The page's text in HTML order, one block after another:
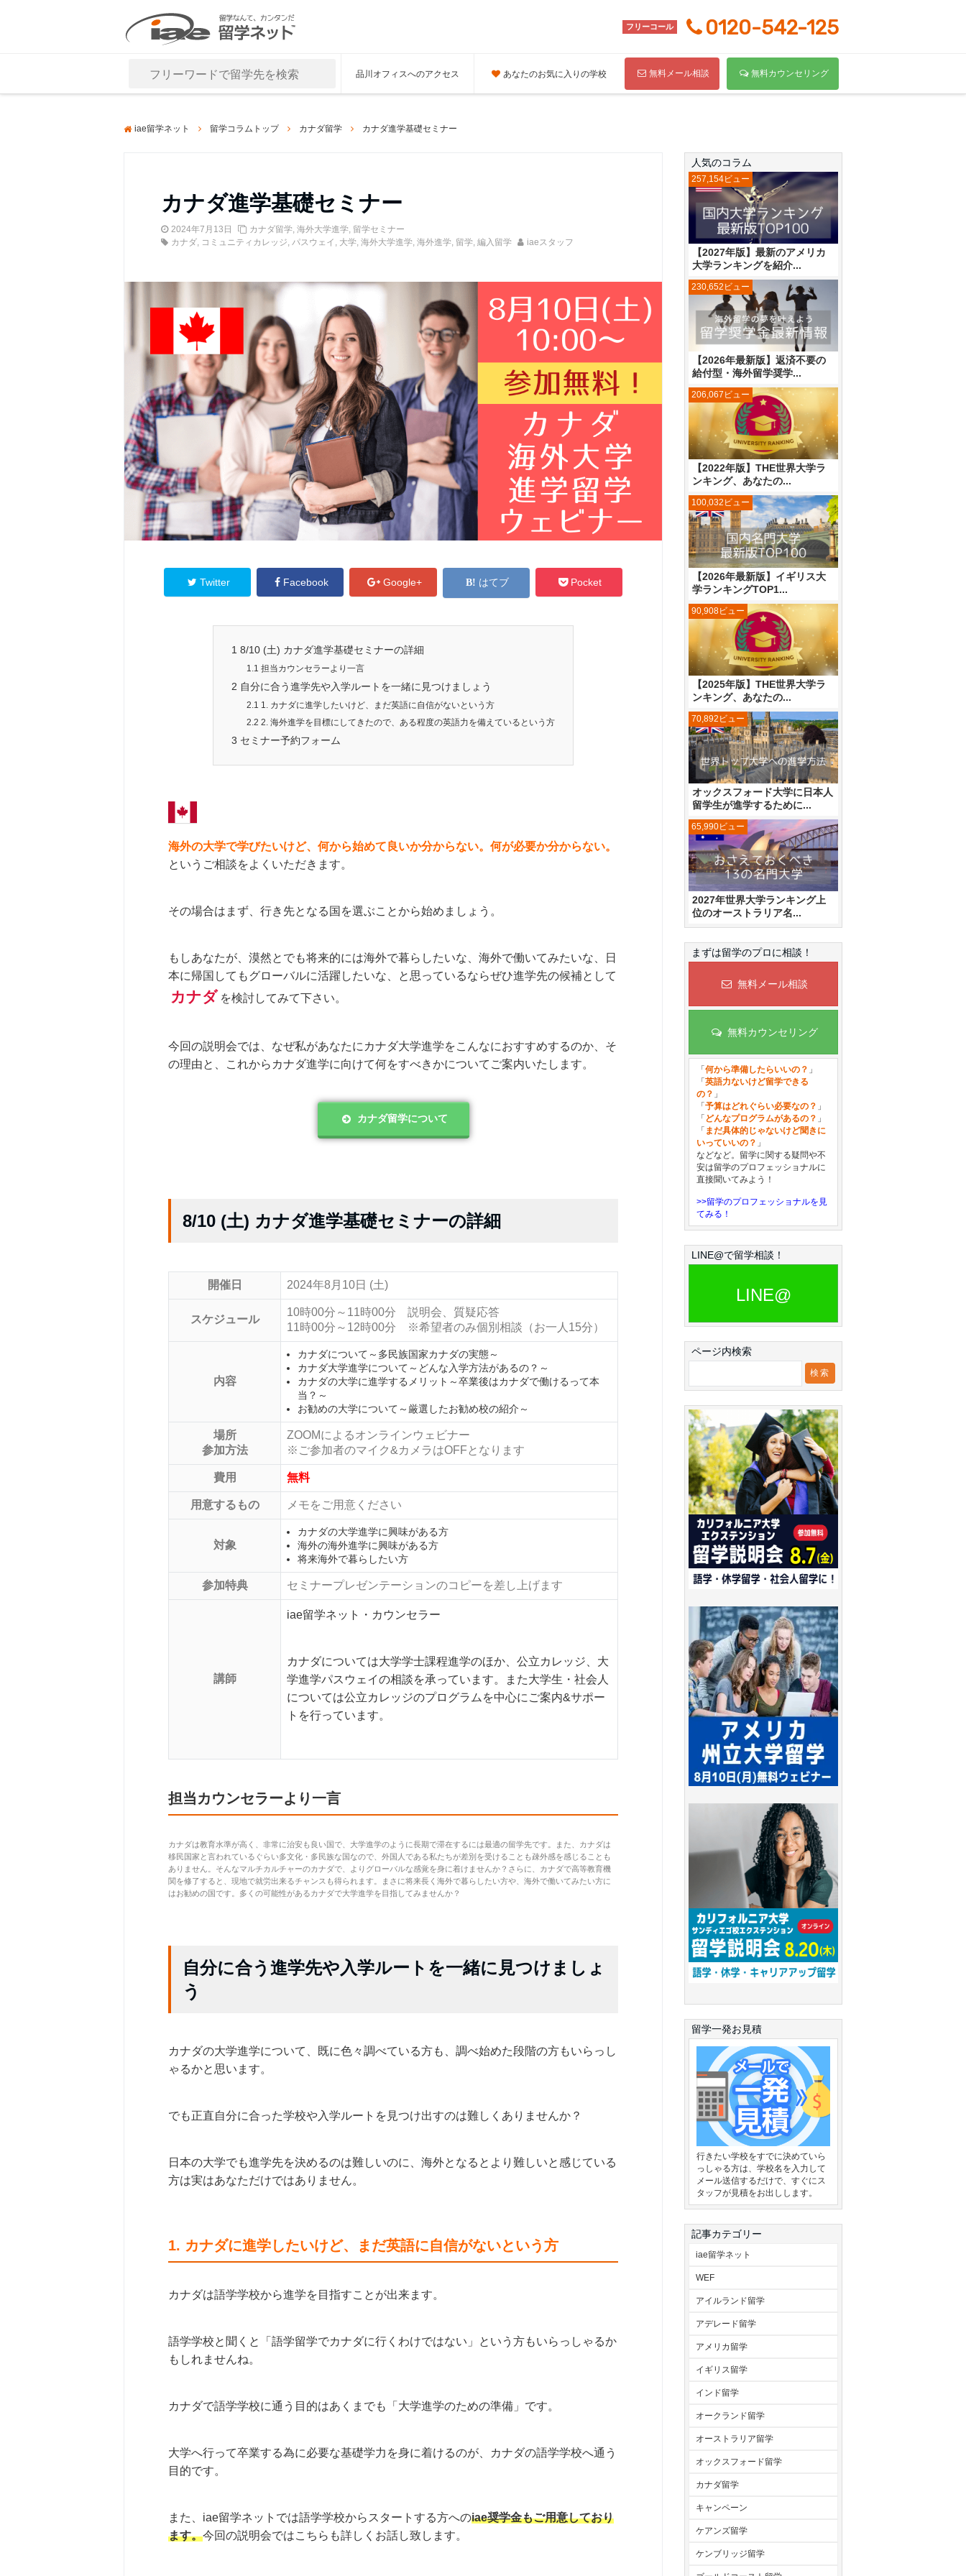
フリーコール 0120-542-125
品川オフィスへのアクセス あなたのお気に入りの学校 無料メール相談 無料カウンセリング
iae留学ネット 留学コラムトップ カナダ留学 カナダ進学基礎セミナー
カナダ進学基礎セミナー
2024年7月13日 カナダ留学, 海外大学進学, 留学セミナー
カナダ, コミュニティカレッジ, パスウェイ , 大学, 海外大学進学, 海外進学, 留学, 編入留学 iaeスタッフ
Twitter Facebook Google+ はてブ Pocket
1 8/10 (土) カナダ進学基礎セミナーの詳細
1.1 担当カウンセラーより一言
2 自分に合う進学先や入学ルートを一緒に見つけましょう
2.1 1. カナダに進学したいけど、まだ英語に自信がないという方
2.2 2. 海外進学を目標にしてきたので、ある程度の英語力を備えているという方
3 セミナー予約フォーム
海外の大学で学びたいけど、何から始めて良いか分からない。何が必要か分からない。
というご相談をよくいただきます。
その場合はまず、行き先となる国を選ぶことから始めましょう。
もしあなたが、漠然とでも将来的には海外で暮らしたいな、海外で働いてみたいな、日
本に帰国してもグローバルに活躍したいな、と思っているならぜひ進学先の候補として
カナダ を検討してみて下さい。
今回の説明会では、なぜ私があなたにカナダ大学進学をこんなにおすすめするのか、そ
の理由と、これからカナダ進学に向けて何をすべきかについてご案内いたします。
カナダ留学について
8/10 (土) カナダ進学基礎セミナーの詳細
開催日 2024年8月10日 (土)
スケジュール
10時00分～11時00分 説明会、質疑応答
11時00分～12時00分 ※希望者のみ個別相談（お一人15分）
内容
カナダについて～多民族国家カナダの実態～
カナダ大学進学について～どんな入学方法があるの？～
カナダの大学に進学するメリット～卒業後はカナダで働けるって本
当？～
お勧めの大学について～厳選したお勧め校の紹介～
場所
参加方法
ZOOMによるオンラインウェビナー
※ご参加者のマイク&カメラはOFFとなります
費用 無料
用意するもの メモをご用意ください
対象
カナダの大学進学に興味がある方
海外の海外進学に興味がある方
将来海外で暮らしたい方
参加特典 セミナープレゼンテーションのコピーを差し上げます
講師
iae留学ネット・カウンセラー
カナダについては大学学士課程進学のほか、公立カレッジ、大
学進学パスウェイの相談を承っています。また大学生・社会人
については公立カレッジのプログラムを中心にご案内&サポー
トを行っています。
担当カウンセラーより一言
カナダは教育水準が高く、非常に治安も良い国で、大学進学のように長期で滞在するには最適の留学先です。また、カナダは
移民国家と言われているぐらい多文化・多民族な国なので、外国人である私たちが差別を受けることも疎外感を感じることも
ありません。そんなマルチカルチャーのカナダで、よりグローバルな感覚を身に着けませんか？さらに、カナダで高等教育機
関を修了すると、現地で就労出来るチャンスも得られます。まさに将来長く海外で暮らしたい方や、海外で働いてみたい方に
はお勧めの国です。多くの可能性があるカナダで大学進学を目指してみませんか？
自分に合う進学先や入学ルートを一緒に見つけましょ
う
カナダの大学進学について、既に色々調べている方も、調べ始めた段階の方もいらっし
ゃるかと思います。
でも正直自分に合った学校や入学ルートを見つけ出すのは難しくありませんか？
日本の大学でも進学先を決めるのは難しいのに、海外となるとより難しいと感じている
方は実はあなただけではありません。
1. カナダに進学したいけど、まだ英語に自信がないという方
カナダは語学学校から進学を目指すことが出来ます。
語学学校と聞くと「語学留学でカナダに行くわけではない」という方もいらっしゃるか
もしれませんね。
カナダで語学学校に通う目的はあくまでも「大学進学のための準備」です。
大学へ行って卒業する為に必要な基礎学力を身に着けるのが、カナダの語学学校へ通う
目的です。
また、iae留学ネットでは語学学校からスタートする方へのiae奨学金もご用意しており
ます。今回の説明会ではこちらも詳しくお話し致します。
人気のコラム
【2027年版】最新のアメリカ
大学ランキングを紹介...
257,154ビュー
【2026年最新版】返済不要の
給付型・海外留学奨学...
230,652ビュー
【2022年版】THE世界大学ラ
ンキング、あなたの...
206,067ビュー
【2026年最新版】イギリス大
学ランキングTOP1...
100,032ビュー
【2025年版】THE世界大学ラ
ンキング、あなたの...
90,908ビュー
オックスフォード大学に日本人
留学生が進学するために...
70,892ビュー
2027年世界大学ランキング上
位のオーストラリア名...
65,990ビュー
まずは留学のプロに相談！
無料メール相談
無料カウンセリング
「 何から準備したらいいの？ 」
「 英語力ないけど留学できる
の？ 」
「 予算はどれぐらい必要なの？ 」
「 どんなプログラムがあるの？ 」
「 まだ具体的じゃないけど聞きに
いっていいの？ 」
などなど。留学に関する疑問や不
安は留学のプロフェッショナルに
直接聞いてみよう！
>>留学のプロフェッショナルを見
てみる！
LINE@で留学相談！
LINE@
ページ内検索
留学一発お見積
行きたい学校をすでに決めていら
っしゃる方は、学校名を入力して
メール送信するだけで、すぐにス
タッフが見積をお出しします。
記事カテゴリー
iae留学ネット
WEF
アイルランド留学
アデレード留学
アメリカ留学
イギリス留学
インド留学
オークランド留学
オーストラリア留学
オックスフォード留学
カナダ留学
キャンペーン
ケアンズ留学
ケンブリッジ留学